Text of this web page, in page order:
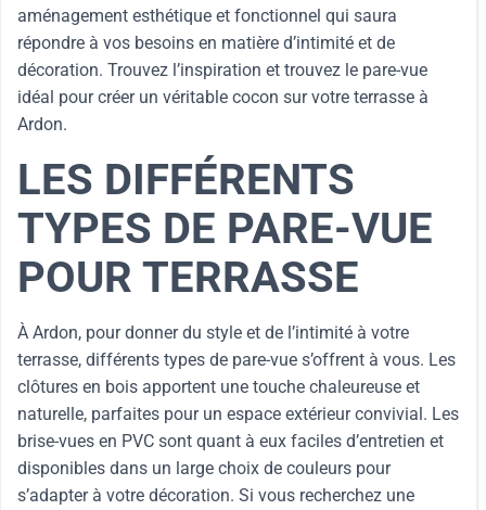
aménagement esthétique et fonctionnel qui saura
répondre à vos besoins en matière d’intimité et de
décoration. Trouvez l’inspiration et trouvez le pare-vue
idéal pour créer un véritable cocon sur votre terrasse à
Ardon.
LES DIFFÉRENTS
TYPES DE PARE-VUE
POUR TERRASSE
À Ardon, pour donner du style et de l’intimité à votre
terrasse, différents types de pare-vue s’offrent à vous. Les
clôtures en bois apportent une touche chaleureuse et
naturelle, parfaites pour un espace extérieur convivial. Les
brise-vues en PVC sont quant à eux faciles d’entretien et
disponibles dans un large choix de couleurs pour
s’adapter à votre décoration. Si vous recherchez une